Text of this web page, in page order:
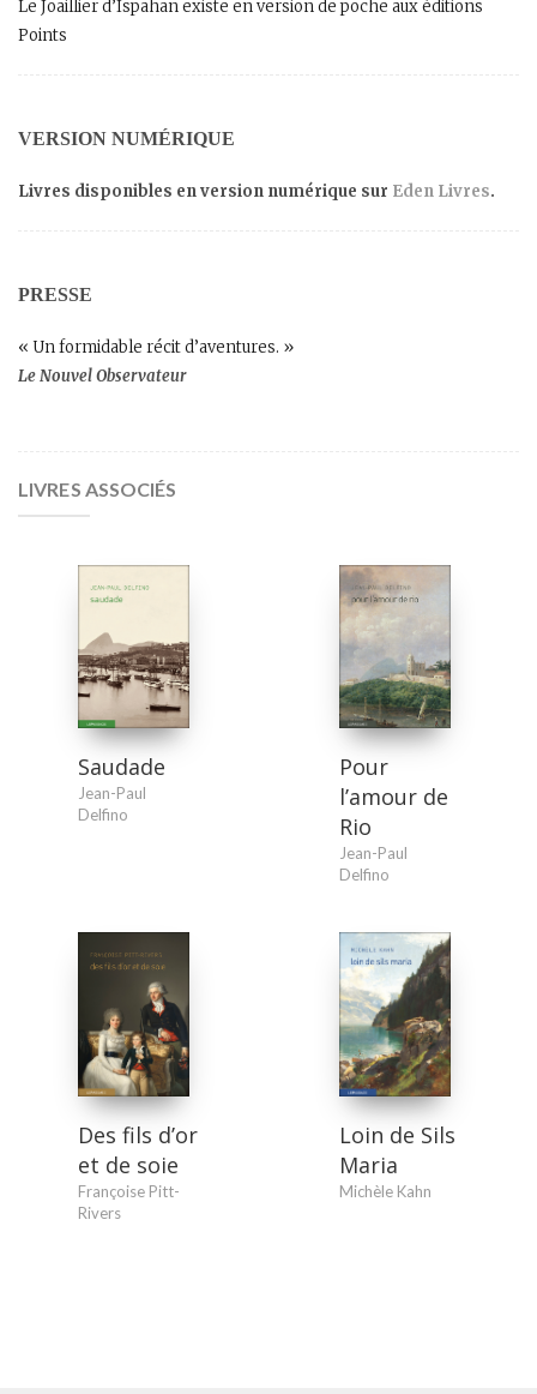
Le Joaillier d’Ispahan existe en version de poche aux éditions
Points
VERSION NUMÉRIQUE
Livres disponibles en version numérique sur Eden Livres.
PRESSE
« Un formidable récit d’aventures. »
Le Nouvel Observateur
LIVRES ASSOCIÉS
Saudade
Jean-Paul
Delfino
Pour
l’amour de
Rio
Jean-Paul
Delfino
Des fils d’or
et de soie
Françoise Pitt-
Rivers
Loin de Sils
Maria
Michèle Kahn